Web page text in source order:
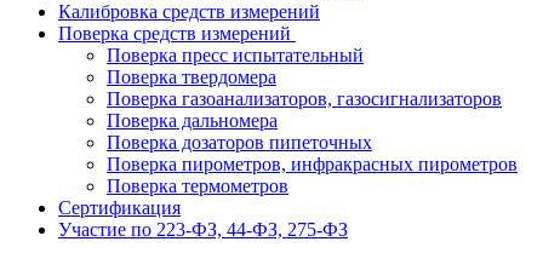
Калибровка средств измерений
Поверка средств измерений
Поверка пресс испытательный
Поверка твердомера
Поверка газоанализаторов, газосигнализаторов
Поверка дальномера
Поверка дозаторов пипеточных
Поверка пирометров, инфракрасных пирометров
Поверка термометров
Сертификация
Участие по 223-ФЗ, 44-ФЗ, 275-ФЗ